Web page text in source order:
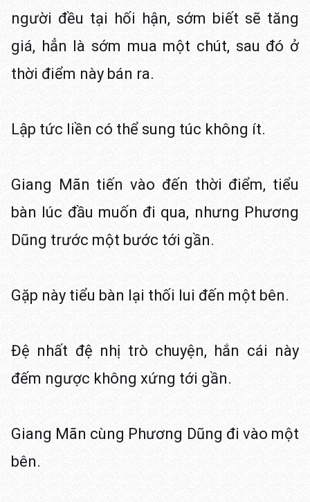
người đều tại hối hận, sớm biết sẽ tăng
giá, hẳn là sớm mua một chút, sau đó ở
thời điểm này bán ra.
Lập tức liền có thể sung túc không ít.
Giang Mãn tiến vào đến thời điểm, tiểu
bàn lúc đầu muốn đi qua, nhưng Phương
Dũng trước một bước tới gần.
Gặp này tiểu bàn lại thối lui đến một bên.
Đệ nhất đệ nhị trò chuyện, hắn cái này
đếm ngược không xứng tới gần.
Giang Mãn cùng Phương Dũng đi vào một
bên.